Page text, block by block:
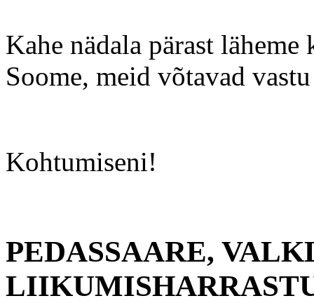
Kahe nädala pärast
Soome, meid võtavad
Kohtumiseni!
PEDASSAARE,